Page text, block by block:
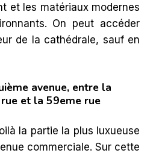
et les matériaux modernes
On peut accéder
de la cathédrale, sauf en
avenue, entre la
et la 59eme rue
la partie la plus luxueuse
commerciale. Sur cette